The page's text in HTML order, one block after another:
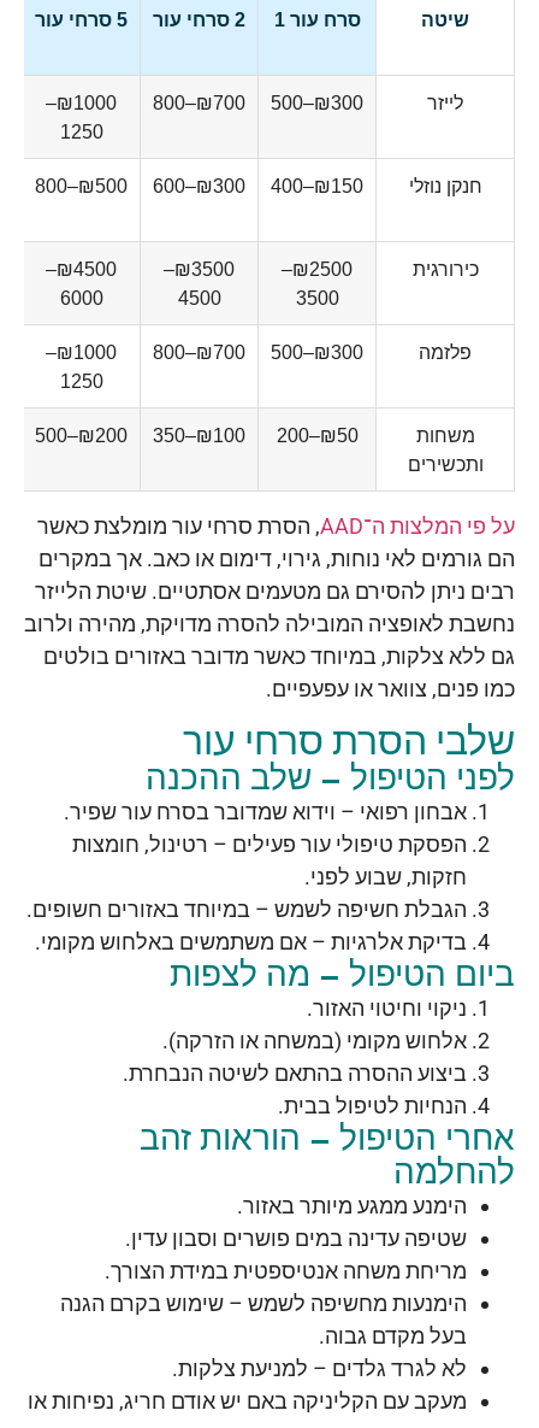
שיטה סרח עור 1 2 סרחי עור 5 סרחי עור
לייזר ₪300–500
₪700–800
₪1000–
1250
חנקן נוזלי ₪150–400
₪300–600
₪500–800
כירורגית
₪2500–
3500
₪3500–
4500
₪4500–
6000
פלזמה ₪300–500
₪700–800
₪1000–
1250
משחות
ותכשירים
₪50–200
₪100–350
₪200–500
על פי המלצות ה־AAD
, הסרת סרחי עור מומלצת כאשר
הם גורמים לאי נוחות, גירוי, דימום או כאב. אך במקרים
רבים ניתן להסירם גם מטעמים אסתטיים. שיטת הלייזר
נחשבת לאופציה המובילה להסרה מדויקת, מהירה ולרוב
גם ללא צלקות, במיוחד כאשר מדובר באזורים בולטים
כמו פנים, צוואר או עפעפיים.
שלבי הסרת סרחי עור
לפני הטיפול – שלב ההכנה
אבחון רפואי – וידוא שמדובר בסרח עור שפיר.
הפסקת טיפולי עור פעילים – רטינול, חומצות
חזקות, שבוע לפני.
הגבלת חשיפה לשמש – במיוחד באזורים חשופים.
בדיקת אלרגיות – אם משתמשים באלחוש מקומי.
ביום הטיפול – מה לצפות
ניקוי וחיטוי האזור.
אלחוש מקומי (במשחה או הזרקה).
ביצוע ההסרה בהתאם לשיטה הנבחרת.
הנחיות לטיפול בבית.
אחרי הטיפול – הוראות זהב
להחלמה
הימנע ממגע מיותר באזור.
שטיפה עדינה במים פושרים וסבון עדין.
מריחת משחה אנטיספטית במידת הצורך.
הימנעות מחשיפה לשמש – שימוש בקרם הגנה
בעל מקדם גבוה.
לא לגרד גלדים – למניעת צלקות.
מעקב עם הקליניקה באם יש אודם חריג, נפיחות או